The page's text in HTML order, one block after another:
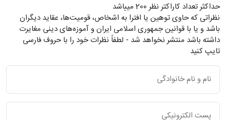
حداکثر تعداد کاراکتر نظر 200 ميياشد
نظراتی که حاوی توهین یا افترا به اشخاص، قومیت‌ها، عقاید دیگران
باشد و یا با قوانین جمهوری اسلامی ایران و آموزه‌های دینی مغایرت
داشته باشد منتشر نخواهد شد - لطفاً نظرات خود را با حروف فارسی
تایپ کنید